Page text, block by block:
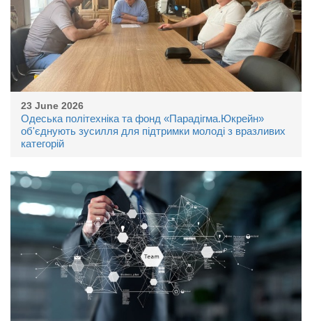
23 June 2026
Одеська політехніка та фонд «Парадігма.Юкрейн»
об'єднують зусилля для підтримки молоді з вразливих
категорій